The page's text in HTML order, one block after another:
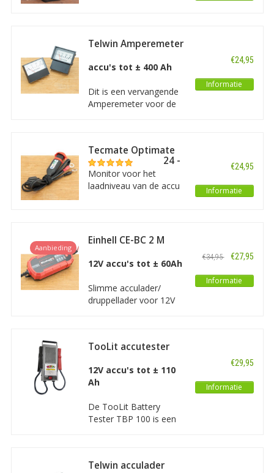
accessoires die
meegeleverd worden bij
de AW401. De tas wordt
schouderband.
Telwin Amperemeter
Alpine 30 Boost
accu's tot ± 400 Ah
Dit is een vervangende
Amperemeter voor de
€24,95
Informatie
Tecmate Optimate
accu monitor O124 -
Eyelets - SAE
Monitor voor het
laadniveau van de accu
uw accu waarna u een
aansluiting van het type
SAE heeft.
€24,95
Informatie
Aanbieding
Einhell CE-BC 2 M
Druppellader
12V accu's tot ± 60Ah
Slimme acculader/
druppellader voor 12V
meer. Een volledig
en tevens makkelijk te
bedienen.
€34,95 €27,95
Informatie
TooLit accutester
12V accu's tot ± 110
Ah
De TooLit Battery
Tester TBP 100 is een
100Ah. Met drie functies:
€29,95
Informatie
Telwin acculader